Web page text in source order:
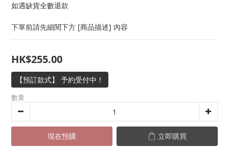
如遇缺貨全數退款
下單前請先細閱下方 [商品描述] 內容
HK$255.00
【預訂款式】 予約受付中！
數量
現在預購 立即購買